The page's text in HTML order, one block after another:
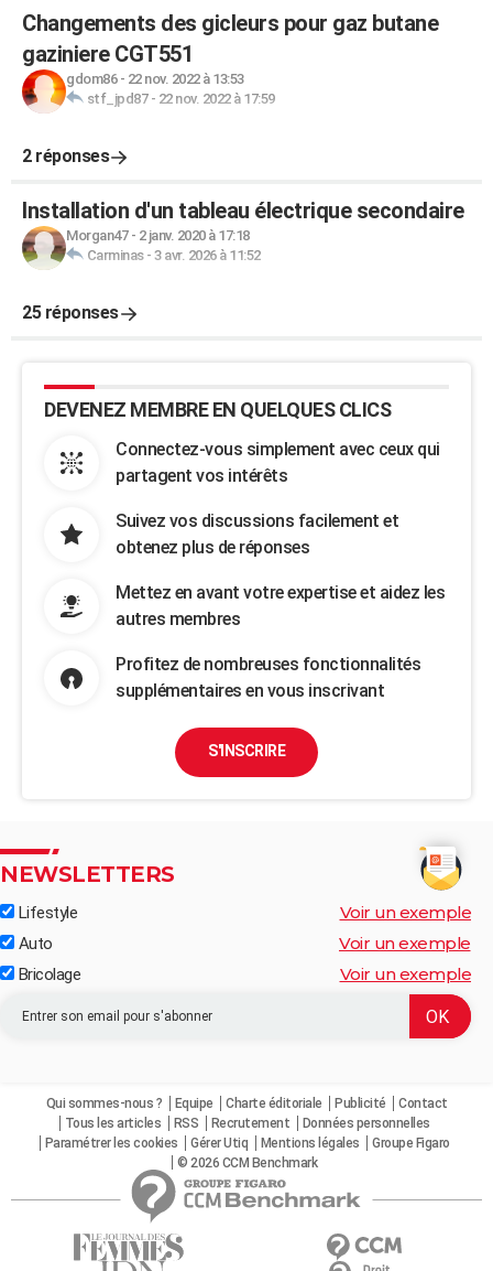
Changements des gicleurs pour gaz butane
gaziniere CGT551
gdom86- 22 nov. 2022 à 13:53
stf_jpd87- 22 nov. 2022 à 17:59
2 réponses
Installation d'un tableau électrique secondaire
Morgan47- 2 janv. 2020 à 17:18
Carminas- 3 avr. 2026 à 11:52
25 réponses
DEVENEZ MEMBRE EN QUELQUES CLICS
Connectez-vous simplement avec ceux qui
partagent vos intérêts
Suivez vos discussions facilement et
obtenez plus de réponses
Mettez en avant votre expertise et aidez les
autres membres
Profitez de nombreuses fonctionnalités
supplémentaires en vous inscrivant
S'INSCRIRE
NEWSLETTERS
Lifestyle Voir un exemple
Auto Voir un exemple
Bricolage Voir un exemple
Qui sommes-nous ? Equipe Charte éditoriale Publicité
Contact
Tous les articles
RSS Recrutement
Données personnelles
Paramétrer les cookies
Gérer Utiq Mentions légales
Groupe Figaro
© 2026 CCM Benchmark